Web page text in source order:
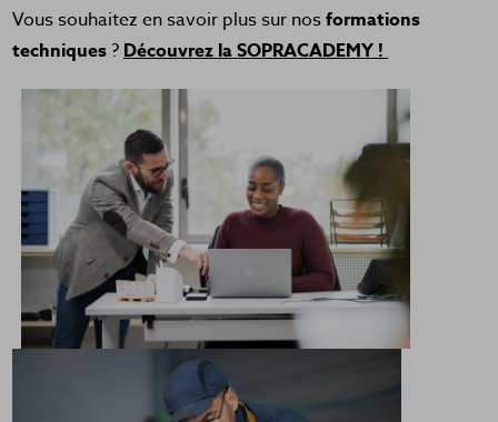
Vous souhaitez en savoir plus sur nosformations
techniques ?Découvrez la SOPRACADEMY !